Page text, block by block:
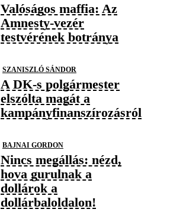
Valóságos maffia: Az
Amnesty-vezér
testvérének botránya
SZANISZLÓ SÁNDOR
A DK-s polgármester
elszólta magát a
kampányfinanszírozásról
BAJNAI GORDON
Nincs megállás: nézd,
hova gurulnak a
dollárok a
dollárbaloldalon!